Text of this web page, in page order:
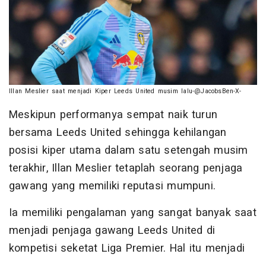
Illan Meslier saat menjadi Kiper Leeds United musim lalu-@JacobsBen-X-
Meskipun performanya sempat naik turun
bersama Leeds United sehingga kehilangan
posisi kiper utama dalam satu setengah musim
terakhir, Illan Meslier tetaplah seorang penjaga
gawang yang memiliki reputasi mumpuni.
Ia memiliki pengalaman yang sangat banyak saat
menjadi penjaga gawang Leeds United di
kompetisi seketat Liga Premier. Hal itu menjadi